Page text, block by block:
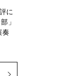
に
」
奏